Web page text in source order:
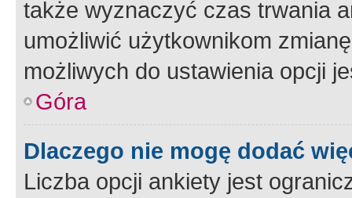
także wyznaczyć czas trwania
umożliwić użytkownikom
możliwych do ustawienia opcji
Góra
Dlaczego nie mogę dodać
Liczba opcji ankiety jest